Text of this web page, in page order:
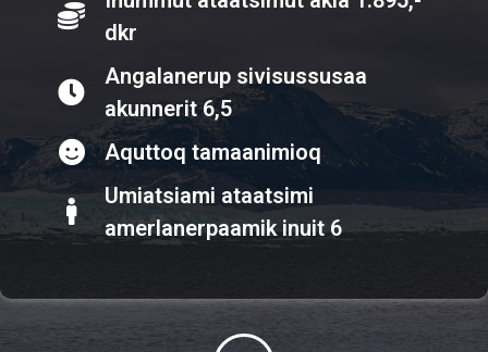
dkr
Angalanerup sivisussusaa
akunnerit 6,5
Aquttoq tamaanimioq
Umiatsiami ataatsimi
amerlanerpaamik inuit 6